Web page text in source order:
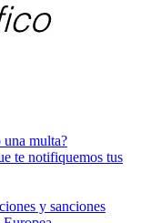
una multa?
te notifiquemos tus
y sanciones